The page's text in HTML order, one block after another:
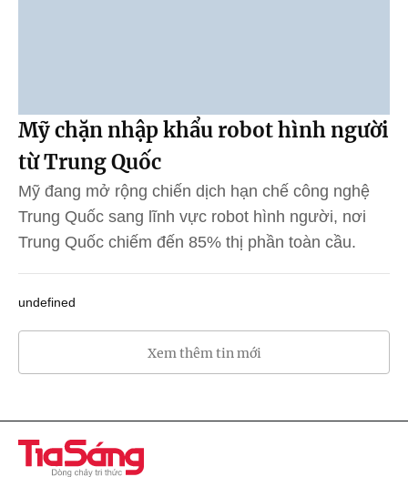
Mỹ chặn nhập khẩu robot hình người
từ Trung Quốc
Mỹ đang mở rộng chiến dịch hạn chế công nghệ
Trung Quốc sang lĩnh vực robot hình người, nơi
Trung Quốc chiếm đến 85% thị phần toàn cầu.
undefined
Xem thêm tin mới